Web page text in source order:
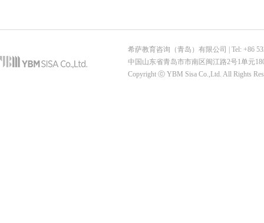
希萨教育咨询（青岛）有限公司 | Tel: +86
中国山东省青岛市市南区闽江路2号1单元
Copyright ⓒ YBM Sisa Co.,Ltd. All Rights